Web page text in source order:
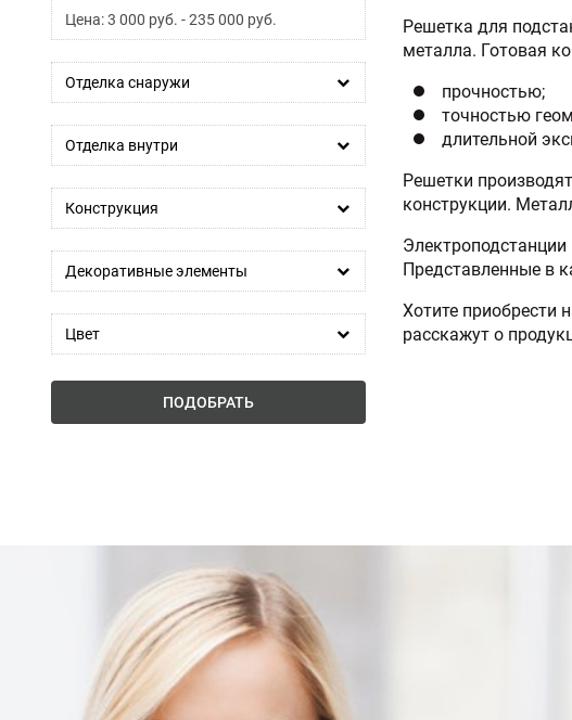
Решетка для
металла. Готовая
прочностью;
точностью
длительной
Решетки
конструкции.
Представленные в
Хотите
расскажут о
Цена:3 000 руб. -235 000 руб.
Отделка снаружи
Отделка внутри
Конструкция
Декоративные элементы
Цвет
ПОДОБРАТЬ